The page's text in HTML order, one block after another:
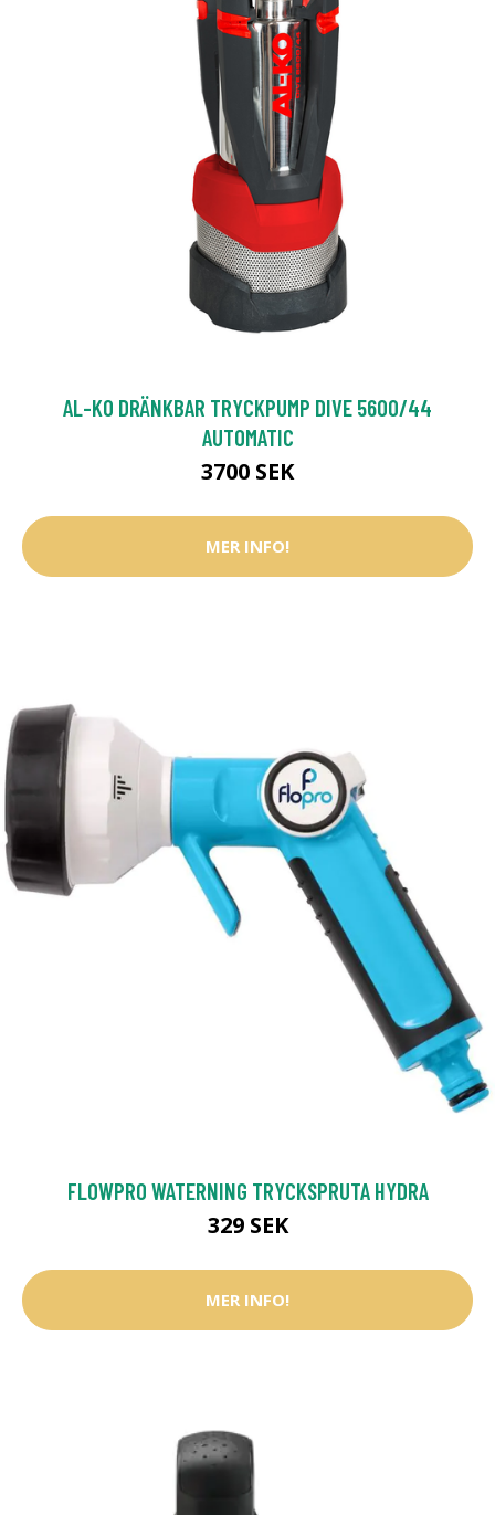
AL-KO DRÄNKBAR TRYCKPUMP DIVE 5600/44
AUTOMATIC
3700 SEK
MER INFO!
FLOWPRO WATERNING TRYCKSPRUTA HYDRA
329 SEK
MER INFO!